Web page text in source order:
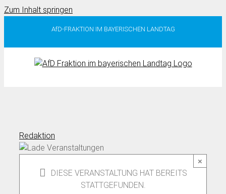
Zum Inhalt springen
AfD-FRAKTION IM BAYERISCHEN LANDTAG
Redaktion
×
DIESE VERANSTALTUNG HAT BEREITS
STATTGEFUNDEN.